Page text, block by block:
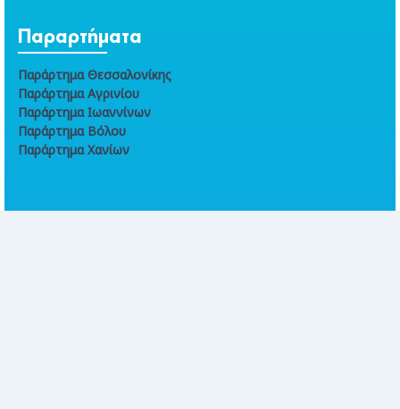
Παραρτήματα
Παράρτημα Θεσσαλονίκης
Παράρτημα Αγρινίου
Παράρτημα Ιωαννίνων
Παράρτημα Βόλου
Παράρτημα Χανίων